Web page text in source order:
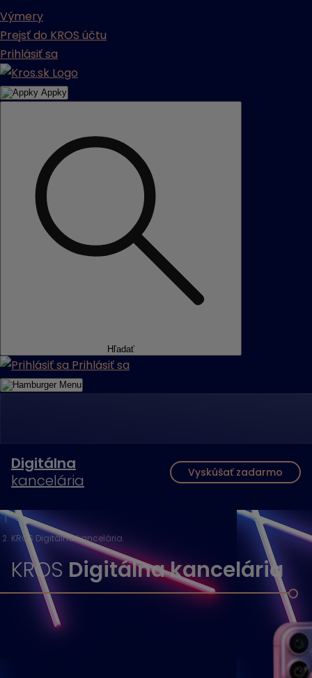
Výmery
Prejsť do KROS účtu
Prihlásiť sa
Appky
Hľadať
Prihlásiť sa
Menu
Digitálna
kancelária
Vyskúšať zadarmo
KROS Digitálna kancelária
KROS Digitálna kancelária